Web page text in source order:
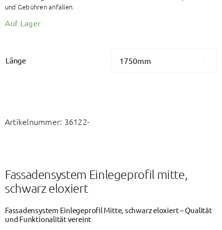
und Gebühren anfallen.
Auf Lager
Länge
Artikelnummer: 36122-
Fassadensystem Einlegeprofil mitte,
schwarz eloxiert
Fassadensystem Einlegeprofil Mitte, schwarz eloxiert – Qualität
und Funktionalität vereint